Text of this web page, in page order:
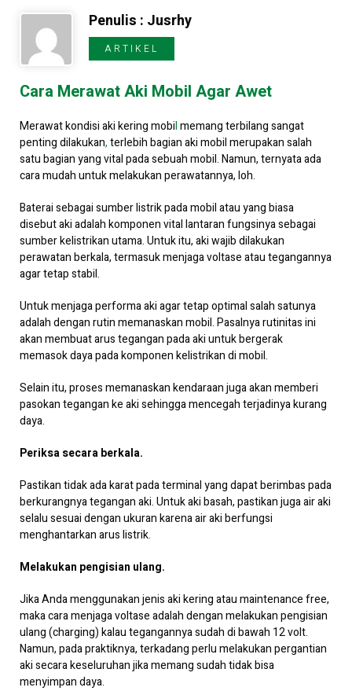
Penulis : Jusrhy
ARTIKEL
Cara Merawat Aki Mobil Agar Awet
Merawat kondisi aki kering mobilmemang terbilang sangat
penting dilakukan,terlebih bagian aki mobil merupakan salah
satu bagian yang vital pada sebuah mobil. Namun, ternyata ada
cara mudah untuk melakukan perawatannya, loh.
Baterai sebagai sumber listrik pada mobil atau yang biasa
disebut aki adalah komponen vital lantaran fungsinya sebagai
sumber kelistrikan utama. Untuk itu, aki wajib dilakukan
perawatan berkala, termasuk menjaga voltase atau tegangannya
agar tetap stabil.
Untuk menjaga performa aki agar tetap optimal salah satunya
adalah dengan rutin memanaskan mobil. Pasalnya rutinitas ini
akan membuat arus tegangan pada aki untuk bergerak
memasok daya pada komponen kelistrikan di mobil.
Selain itu, proses memanaskan kendaraan juga akan memberi
pasokan tegangan ke aki sehingga mencegah terjadinya kurang
daya.
Periksa secara berkala.
Pastikan tidak ada karat pada terminal yang dapat berimbas pada
berkurangnya tegangan aki. Untuk aki basah, pastikan juga air aki
selalu sesuai dengan ukuran karena air aki berfungsi
menghantarkan arus listrik.
Melakukan pengisian ulang.
Jika Anda menggunakan jenis aki kering atau maintenance free,
maka cara menjaga voltase adalah dengan melakukan pengisian
ulang (charging) kalau tegangannya sudah di bawah 12 volt.
Namun, pada praktiknya, terkadang perlu melakukan pergantian
aki secara keseluruhan jika memang sudah tidak bisa
menyimpan daya.